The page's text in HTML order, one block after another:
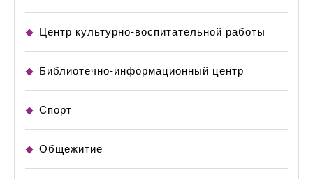
Центр культурно-воспитательной работы
Библиотечно-информационный центр
Спорт
Общежитие